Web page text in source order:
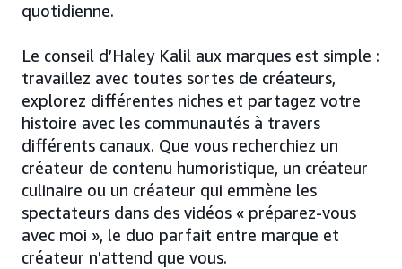
quotidienne.
Le conseil d’Haley Kalil aux marques est simple :
travaillez avec toutes sortes de créateurs,
explorez différentes niches et partagez votre
histoire avec les communautés à travers
différents canaux. Que vous recherchiez un
créateur de contenu humoristique, un créateur
culinaire ou un créateur qui emmène les
spectateurs dans des vidéos « préparez-vous
avec moi », le duo parfait entre marque et
créateur n'attend que vous.